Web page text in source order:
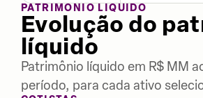
PATRIMÔNIO LÍQUIDO
Evolução do
líquido
Patrimônio líquido em R$ MM
período, para cada ativo